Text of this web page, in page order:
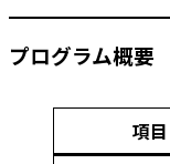
プログラム概要
項目